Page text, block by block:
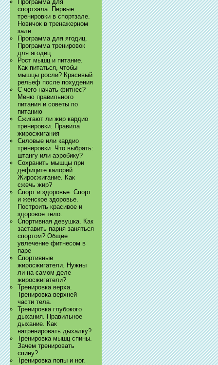
Программа для
спортзала. Первые
тренировки в спортзале.
Новичок в тренажерном
зале
Программа для ягодиц.
Программа тренировок
для ягодиц
Рост мышц и питание.
Как питаться, чтобы
мышцы росли? Красивый
рельеф после похудения
С чего начать фитнес?
Меню правильного
питания и советы по
питанию
Сжигают ли жир кардио
тренировки. Правила
жиросжигания
Силовые или кардио
тренировки. Что выбрать:
штангу или аэробику?
Сохранить мышцы при
дефиците калорий.
Жиросжигание. Как
сжечь жир?
Спорт и здоровье. Спорт
и женское здоровье.
Построить красивое и
здоровое тело.
Спортивная девушка. Как
заставить парня заняться
спортом? Общее
увлечение фитнесом в
паре
Спортивные
жиросжигатели. Нужны
ли на самом деле
жиросжигатели?
Тренировка верха.
Тренировка верхней
части тела.
Тренировка глубокого
дыхания. Правильное
дыхание. Как
натренировать дыхалку?
Тренировка мышц спины.
Зачем тренировать
спину?
Тренировка попы и ног.